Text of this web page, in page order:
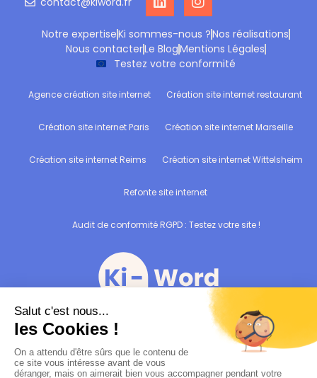
Notre expertiseKi sommes-nous ?Nos réalisations
Nous contacterLe BlogMentions Légales
Testez votre conformité
Agence création site internet Création site internet restaurant
Création site internet Paris Création site internet Marseille
Création site internet Reims Création site internet Wittelsheim
Refonte site internet
Audit de conformité RGPD : Testez votre site !
Bâtir votre devanture digitale